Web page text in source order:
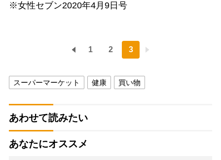
※女性セブン2020年4月9日号
1 2 3
スーパーマーケット 健康 買い物
あわせて読みたい
あなたにオススメ